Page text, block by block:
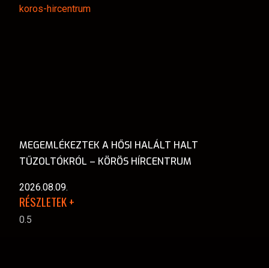
MEGEMLÉKEZTEK A HŐSI HALÁLT HALT
TŰZOLTÓKRÓL – KÖRÖS HÍRCENTRUM
2026.08.09.
RÉSZLETEK +